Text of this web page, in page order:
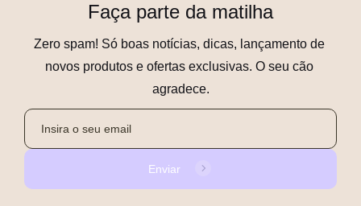
Faça parte da matilha
Zero spam! Só boas notícias, dicas, lançamento de
novos produtos e ofertas exclusivas. O seu cão
agradece.
Enviar